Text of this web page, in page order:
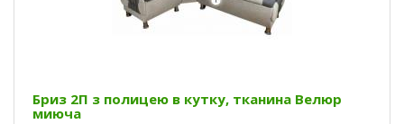
Бриз 2П з полицею в кутку, тканина Велюр
миюча